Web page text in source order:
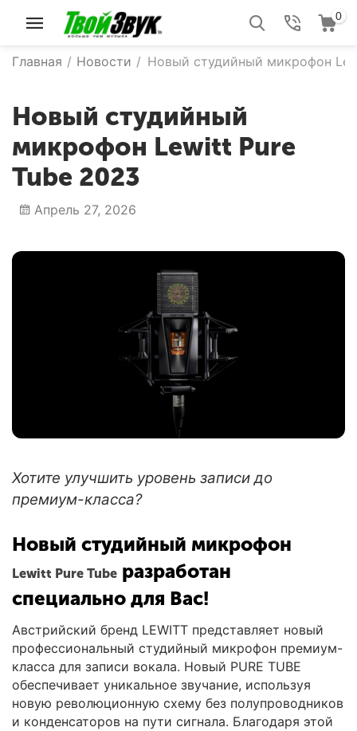
0
Главная / Новости / Новый студийный микрофон
Новый студийный
микрофон Lewitt Pure
Tube 2023
Апрель 27, 2026
Хотите улучшить уровень записи до
премиум-класса?
Новый студийный микрофон
Lewitt Pure Tube разработан
специально для Вас!
Австрийский бренд LEWITT представляет новый
профессиональный студийный микрофон премиум-
класса для записи вокала. Новый PURE TUBE
обеспечивает уникальное звучание, используя
новую революционную схему без полупроводников
и конденсаторов на пути сигнала. Благодаря этой